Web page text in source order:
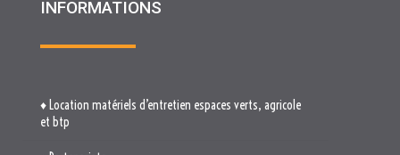
INFORMATIONS
♦ Location matériels d’entretien espaces verts, agricole
et btp